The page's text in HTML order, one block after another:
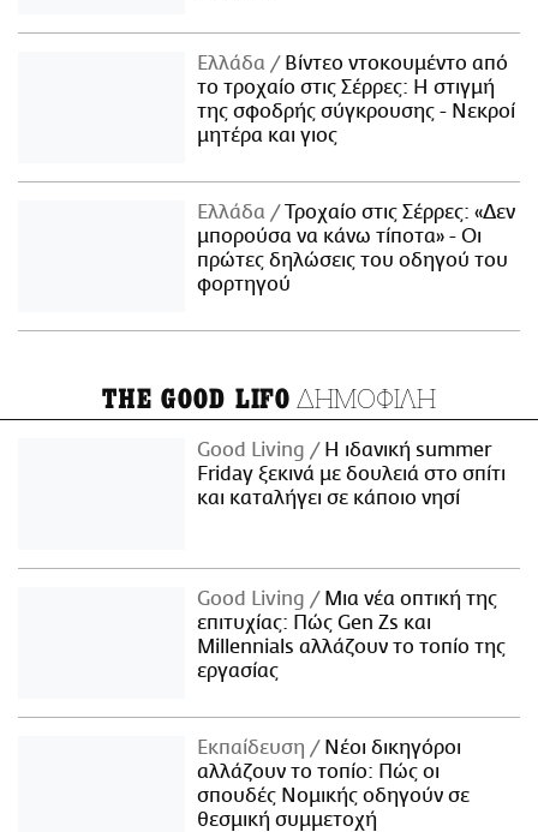
Ελλάδα
Βίντεο ντοκουμέντο από
το τροχαίο στις Σέρρες: Η στιγμή
της σφοδρής σύγκρουσης - Νεκροί
μητέρα και γιος
Ελλάδα
Τροχαίο στις Σέρρες: «Δεν
μπορούσα να κάνω τίποτα» - Οι
πρώτες δηλώσεις του οδηγού του
φορτηγού
THE GOOD LIFO ΔΗΜΟΦΙΛΗ
Good Living
Η ιδανική summer
Friday ξεκινά με δουλειά στο σπίτι
και καταλήγει σε κάποιο νησί
Good Living
Μια νέα οπτική της
επιτυχίας: Πώς Gen Zs και
Millennials αλλάζουν το τοπίο της
εργασίας
Εκπαίδευση
Νέοι δικηγόροι
αλλάζουν το τοπίο: Πώς οι
σπουδές Νομικής οδηγούν σε
θεσμική συμμετοχή